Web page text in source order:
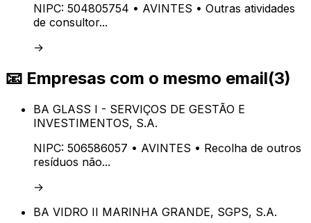
NIPC: 504805754 • AVINTES • Outras atividades
de consultor...
→
📧 Empresas com o mesmo email(3)
BA GLASS I - SERVIÇOS DE GESTÃO E
INVESTIMENTOS, S.A.
NIPC: 506586057 • AVINTES • Recolha de outros
resíduos não...
→
BA VIDRO II MARINHA GRANDE, SGPS, S.A.